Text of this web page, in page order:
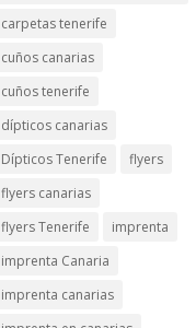
carpetas tenerife
cuños canarias
cuños tenerife
dípticos canarias
Dípticos Tenerife
flyers
flyers canarias
flyers Tenerife
imprenta
imprenta Canaria
imprenta canarias